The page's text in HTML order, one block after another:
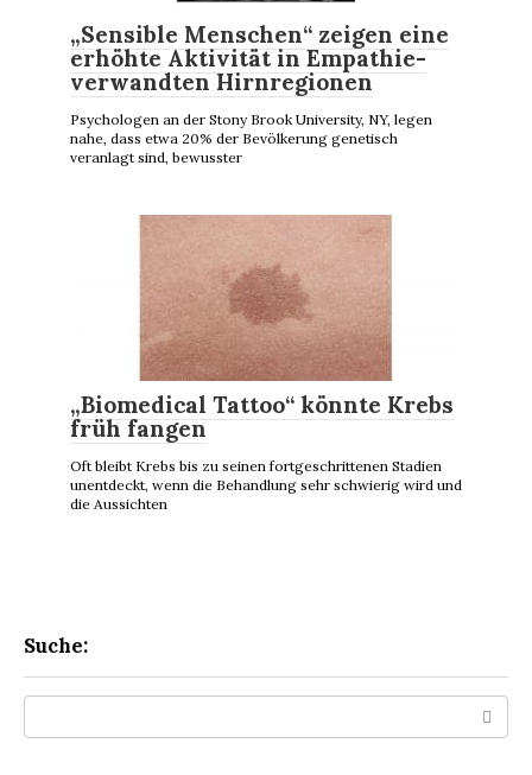
„Sensible Menschen“ zeigen eine
erhöhte Aktivität in Empathie-
verwandten Hirnregionen
Psychologen an der Stony Brook University, NY, legen
nahe, dass etwa 20% der Bevölkerung genetisch
veranlagt sind, bewusster
„Biomedical Tattoo“ könnte Krebs
früh fangen
Oft bleibt Krebs bis zu seinen fortgeschrittenen Stadien
unentdeckt, wenn die Behandlung sehr schwierig wird und
die Aussichten
Suche: